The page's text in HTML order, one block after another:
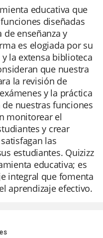
educativa que
diseñadas
enseñanza y
es elogiada por su
la extensa biblioteca
que nuestra
la revisión de
y la práctica
nuestras funciones
monitorear el
y crear
las
estudiantes. Quizizz
educativa; es
integral que fomenta
aprendizaje efectivo.